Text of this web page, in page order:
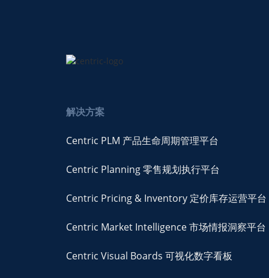
解决方案
Centric PLM 产品生命周期管理平台
Centric Planning 零售规划执行平台
Centric Pricing & Inventory 定价库存运营平台
Centric Market Intelligence 市场情报洞察平台
Centric Visual Boards 可视化数字看板